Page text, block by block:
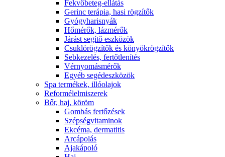
Fekvőbeteg-ellátás
Gerinc terápia, hasi rögzítők
Gyógyharisnyák
Hőmérők, lázmérők
Járást segítő eszközök
Csuklórögzítők és könyökrögzítők
Sebkezelés, fertőtlenítés
Vérnyomásmérők
Egyéb segédeszközök
Spa termékek, illóolajok
Reformélelmiszerek
Bőr, haj, köröm
Gombás fertőzések
Szépségvitaminok
Ekcéma, dermatitis
Arcápolás
Ajakápoló